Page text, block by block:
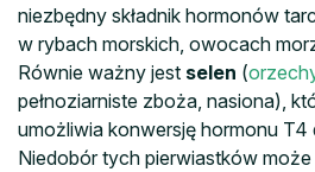
niezbędny składnik hormonów
w rybach morskich, owocach
Równie ważny jest selen (
pełnoziarniste zboża, nasiona),
umożliwia konwersję hormonu
Niedobór tych pierwiastków